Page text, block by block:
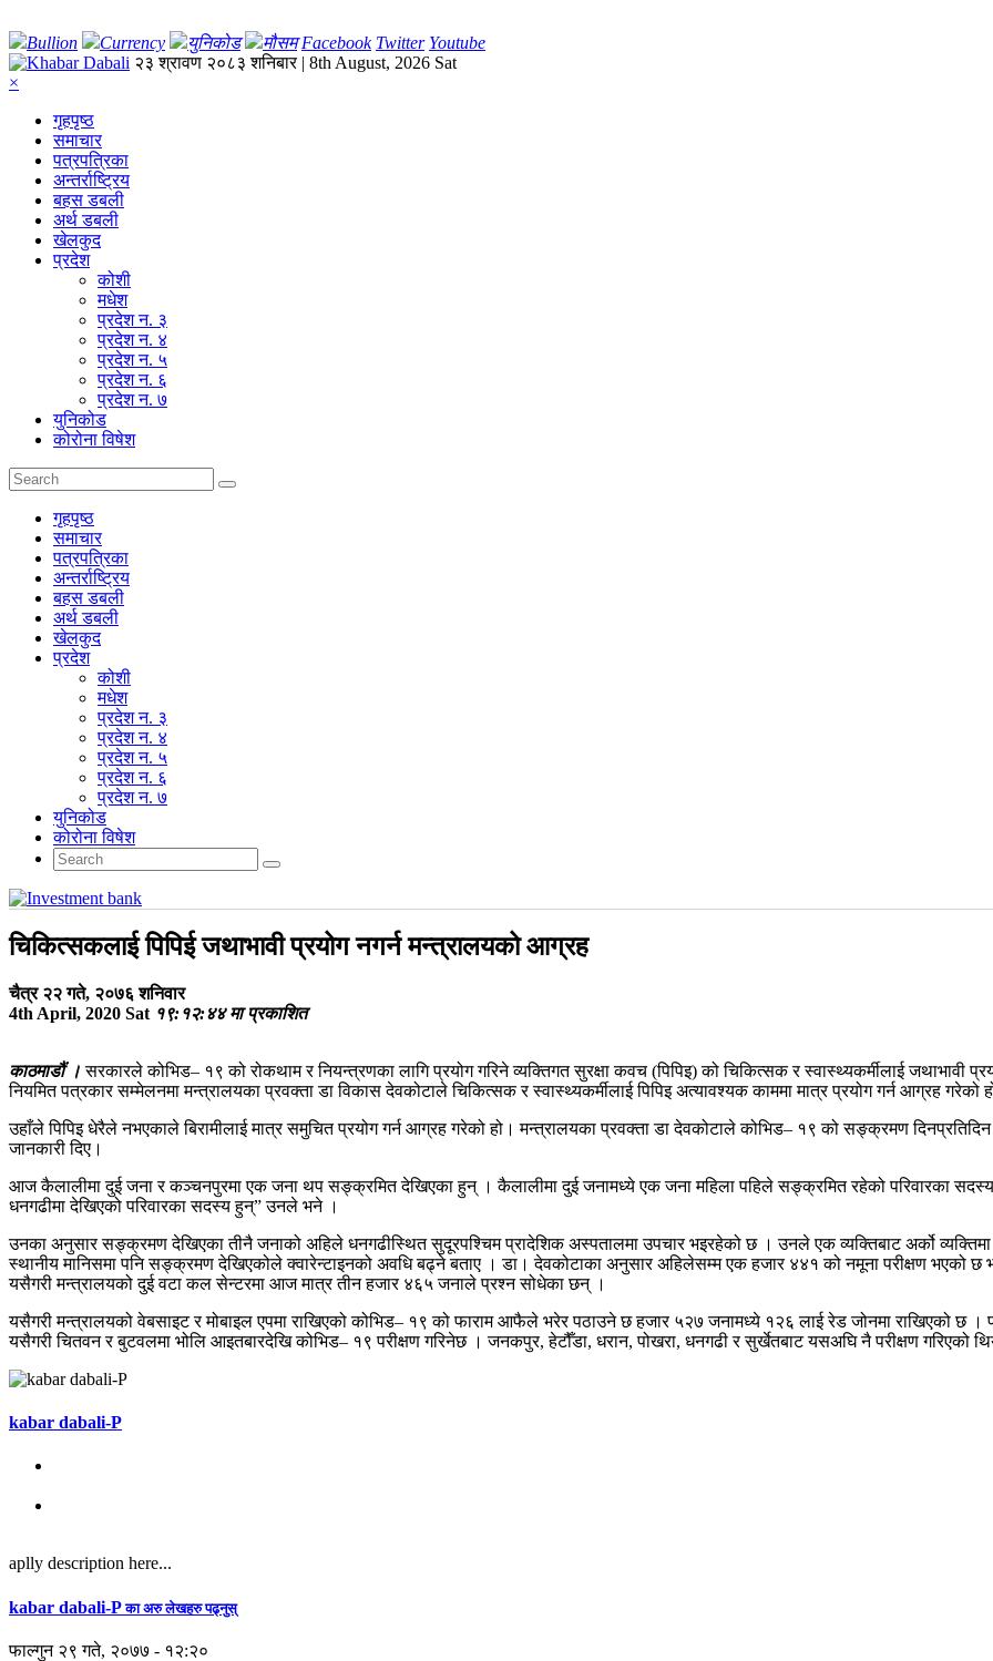
Bullion Currency युनिकोड मौसम Facebook Twitter Youtube
२३ श्रावण २०८३ शनिबार | 8th August, 2026 Sat
×
गृहपृष्‍ठ
समाचार
पत्रपत्रिका
अन्तर्राष्ट्रिय
बहस डबली
अर्थ डबली
खेलकुद
प्रदेश
कोशी
मधेश
प्रदेश न. ३
प्रदेश न. ४
प्रदेश न. ५
प्रदेश न. ६
प्रदेश न. ७
युनिकोड
कोरोना विषेश
गृहपृष्‍ठ
समाचार
पत्रपत्रिका
अन्तर्राष्ट्रिय
बहस डबली
अर्थ डबली
खेलकुद
प्रदेश
कोशी
मधेश
प्रदेश न. ३
प्रदेश न. ४
प्रदेश न. ५
प्रदेश न. ६
प्रदेश न. ७
युनिकोड
कोरोना विषेश
चिकित्सकलाई पिपिई जथाभावी प्रयोग नगर्न मन्त्रालयको आग्रह
चैत्र २२ गते, २०७६ शनिवार
4th April, 2020 Sat १९:१२:४४ मा प्रकाशित
काठमाडौं ।सरकारले कोभिड– १९ को रोकथाम र नियन्त्रणका लागि प्रयोग गरिने व्यक्तिगत सुरक्षा कवच (पिपिइ) को चिकित्सक र स्वास्थ्यकर्मीलाई
नियमित पत्रकार सम्मेलनमा मन्त्रालयका प्रवक्ता डा विकास देवकोटाले चिकित्सक र स्वास्थ्यकर्मीलाई पिपिइ अत्यावश्यक काममा मात्र प्रयोग गर्न आग्रह गरेको
उहाँले पिपिइ धेरैले नभएकाले बिरामीलाई मात्र समुचित प्रयोग गर्न आग्रह गरेको हो। मन्त्रालयका प्रवक्ता डा देवकोटाले कोभिड– १९ को सङ्क्रमण
जानकारी दिए।
आज कैलालीमा दुई जना र कञ्चनपुरमा एक जना थप सङ्क्रमित देखिएका हुन् । कैलालीमा दुई जनामध्ये एक जना महिला पहिले सङ्क्रमित रहेको परिवारका
धनगढीमा देखिएको परिवारका सदस्य हुन्” उनले भने ।
उनका अनुसार सङ्क्रमण देखिएका तीनै जनाको अहिले धनगढीस्थित सुदूरपश्चिम प्रादेशिक अस्पतालमा उपचार भइरहेको छ । उनले एक व्यक्तिबाट अर्को
स्थानीय मानिसमा पनि सङ्क्रमण देखिएकोले क्वारेन्टाइनको अवधि बढ्ने बताए । डा। देवकोटाका अनुसार अहिलेसम्म एक हजार ४४१ को नमूना परीक्षण भएको
यसैगरी मन्त्रालयको दुई वटा कल सेन्टरमा आज मात्र तीन हजार ४६५ जनाले प्रश्न सोधेका छन् ।
यसैगरी मन्त्रालयको वेबसाइट र मोबाइल एपमा राखिएको कोभिड– १९ को फाराम आफैले भरेर पठाउने छ हजार ५२७ जनामध्ये १२६ लाई रेड जोनमा राखिएको छ ।
यसैगरी चितवन र बुटवलमा भोलि आइतबारदेखि कोभिड– १९ परीक्षण गरिनेछ । जनकपुर, हेटौँडा, धरान, पोखरा, धनगढी र सुर्खेतबाट यसअघि नै परीक्षण गरिएको
kabar dabali-P
aplly description here...
kabar dabali-Pका अरु लेखहरु पढ्नुस्
फाल्गुन २९ गते, २०७७ - १२:२०